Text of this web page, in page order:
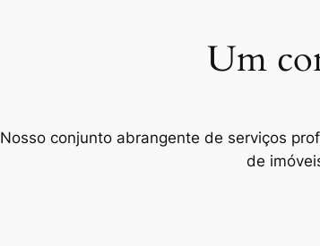
Um
Nosso conjunto abrangente de serviços
de